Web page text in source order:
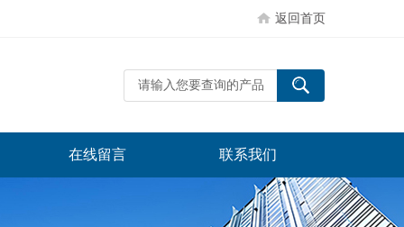
返回首页
在线留言 联系我们